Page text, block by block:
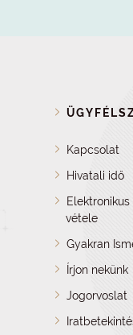
Kapcsolat
Hivatali idő
vétele
Gyakran
Írjon nekünk
Jogorvoslat